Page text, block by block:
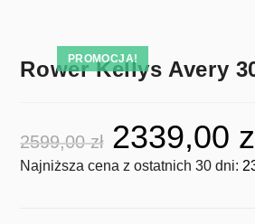
PROMOCJA!
Rower Kellys Avery
2599,00zł 2339,00
Najniższa cena z ostatnich 30 dni: